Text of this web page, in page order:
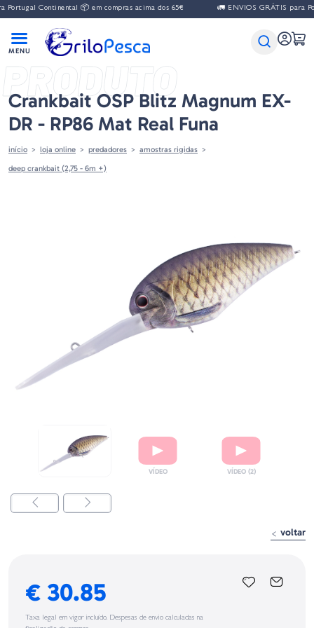
Portugal Continental 📦 em compras acima dos 65€ 🚛 ENVIOS GRÁTIS para
PRODUTO
Crankbait OSP Blitz Magnum EX-
DR - RP86 Mat Real Funa
início loja online predadores
amostras rigidas
deep crankbait (2,75 - 6m +)
voltar
€ 30.85
Taxa legal em vigor incluído. Despesas de envio calculadas na